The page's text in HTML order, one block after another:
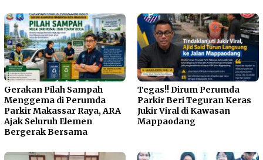
Gerakan Pilah Sampah
Menggema di Perumda
Parkir Makassar Raya, ARA
Ajak Seluruh Elemen
Bergerak Bersama
Tegas!! Dirum Perumda
Parkir Beri Teguran Keras
Jukir Viral di Kawasan
Mappaodang